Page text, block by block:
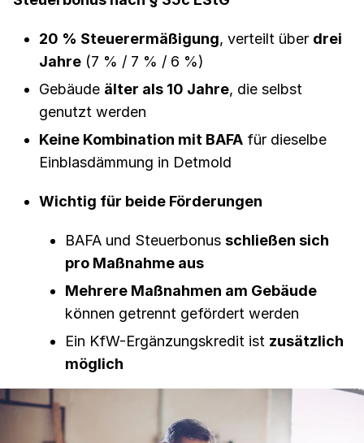
20 % Steuerermäßigung, verteilt über drei
Jahre (7 % / 7 % / 6 %)
Gebäude älter als 10 Jahre, die selbst
genutzt werden
Keine Kombination mit BAFA für dieselbe
Einblasdämmung in Detmold
Wichtig für beide Förderungen
BAFA und Steuerbonus schließen sich
pro Maßnahme aus
Mehrere Maßnahmen am Gebäude
können getrennt gefördert werden
Ein KfW-Ergänzungskredit ist zusätzlich
möglich